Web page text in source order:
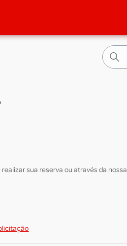
realizar sua reserva ou através da nossa